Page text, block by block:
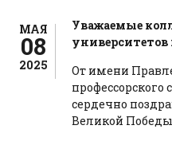
МАЯ
08
2025
Уважаемые
От имени
профессорского
сердечно
Великой